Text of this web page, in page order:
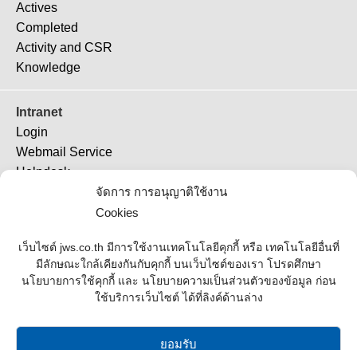
จัดการ การอนุญาติใช้งาน
Cookies
เว็บไซต์ jws.co.th มีการใช้งานเทคโนโลยีคุกกี้ หรือ เทคโนโลยีอื่นที่
มีลักษณะใกล้เคียงกันกับคุกกี้ บนเว็บไซต์ของเรา โปรดศึกษา
นโยบายการใช้คุกกี้ และ นโยบายความเป็นส่วนตัวของข้อมูล ก่อน
ใช้บริการเว็บไซต์ ได้ที่ลิงค์ด้านล่าง
ยอมรับ
Actives
Completed
Activity and CSR
Knowledge
Intranet
Login
Webmail Service
Helpdesk
TeamViewer 11
TeamViewer (QS)
Supplier